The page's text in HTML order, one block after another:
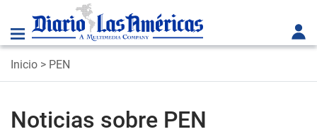
Inicio > PEN
Noticias sobre PEN